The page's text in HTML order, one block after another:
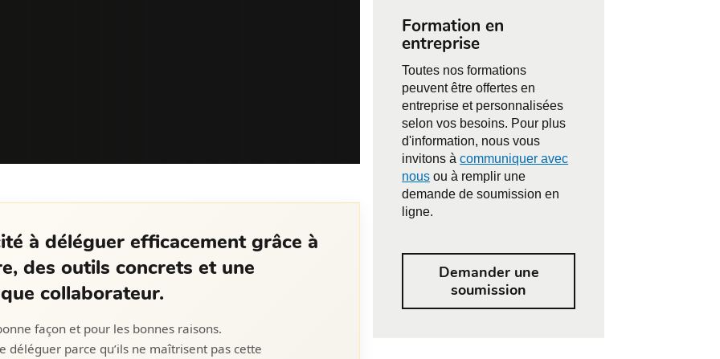
à déléguer efficacement grâce à
des outils concrets et une
collaborateur.
façon et pour les bonnes raisons.
déléguer parce qu’ils ne maîtrisent pas cette
Formation en
entreprise
Toutes nos formations
peuvent être offertes en
entreprise et personnalisées
selon vos besoins. Pour plus
d'information, nous vous
invitons àcommuniquer avec
nous ou à remplir une
demande de soumission en
ligne.
Demander une
soumission